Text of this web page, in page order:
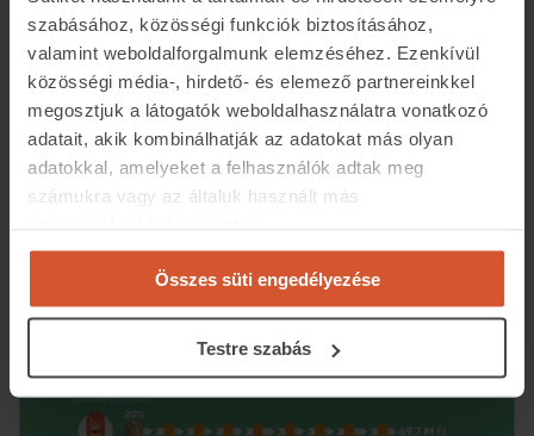
szabásához, közösségi funkciók biztosításához,
valamint weboldalforgalmunk elemzéséhez. Ezenkívül
közösségi média-, hirdető- és elemező partnereinkkel
megosztjuk a látogatók weboldalhasználatra vonatkozó
adatait, akik kombinálhatják az adatokat más olyan
adatokkal, amelyeket a felhasználók adtak meg
számukra vagy az általuk használt más
Összes süti engedélyezése
Testre szabás
ahol a pluszban befizetett összeg nem
kamatot termel, hanem azonnali
árkedvezményt.
Így megtakarításaid nemcsak értékálló ingatlanban
tudhatod, hanem már a vásárlás pillanatától kezdve